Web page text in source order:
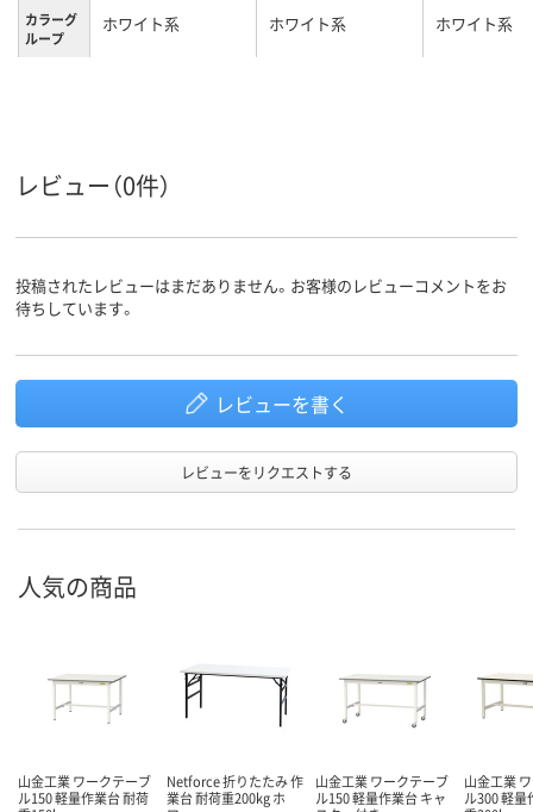
カラーグ
ループ
ホワイト系 ホワイト系 ホワイト系
レビュー（0件）
投稿されたレビューはまだありません。お客様のレビューコメントをお
待ちしています。
レビューを書く
レビューをリクエストする
人気の商品
山金工業 ワークテーブ
ル150 軽量作業台 耐荷
Netforce 折りたたみ 作
業台 耐荷重200kg ホ
山金工業 ワークテーブ
ル150 軽量作業台 キャ
山金工業
ル300 軽量